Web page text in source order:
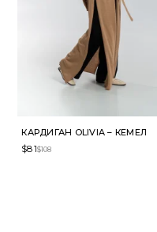
КАРДИГАН OLIVIA – КЕМЕЛ
$108
$81